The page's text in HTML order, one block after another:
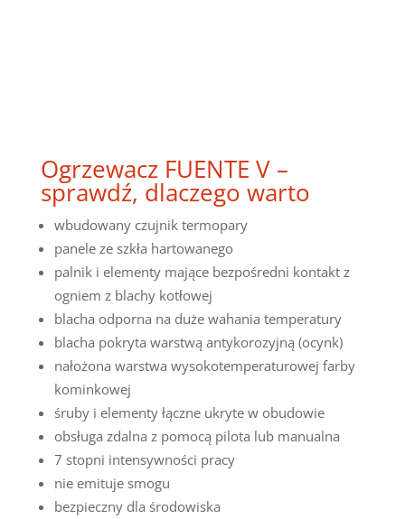
Ogrzewacz FUENTE V –
sprawdź, dlaczego warto
wbudowany czujnik termopary
panele ze szkła hartowanego
palnik i elementy mające bezpośredni kontakt z
ogniem z blachy kotłowej
blacha odporna na duże wahania temperatury
blacha pokryta warstwą antykorozyjną (ocynk)
nałożona warstwa wysokotemperaturowej farby
kominkowej
śruby i elementy łączne ukryte w obudowie
obsługa zdalna z pomocą pilota lub manualna
7 stopni intensywności pracy
nie emituje smogu
bezpieczny dla środowiska